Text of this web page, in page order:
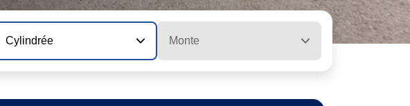
Cylindrée Monte